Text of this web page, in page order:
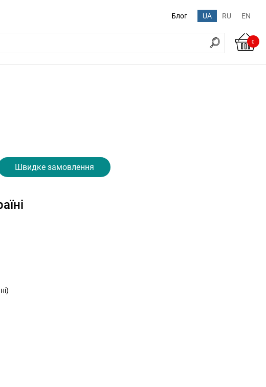
Блог UA RU EN
0
Швидке замовлення